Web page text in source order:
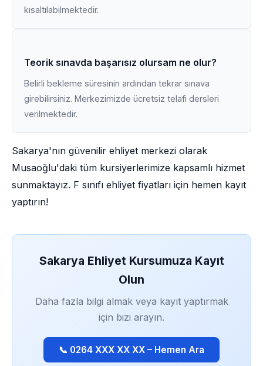
kısaltılabilmektedir.
Teorik sınavda başarısız olursam ne olur?
Belirli bekleme süresinin ardından tekrar sınava
girebilirsiniz. Merkezimizde ücretsiz telafi dersleri
verilmektedir.
Sakarya'nın güvenilir ehliyet merkezi olarak
Musaoğlu'daki tüm kursiyerlerimize kapsamlı hizmet
sunmaktayız. F sınıfı ehliyet fiyatları için hemen kayıt
yaptırın!
Sakarya Ehliyet Kursumuza Kayıt
Olun
Daha fazla bilgi almak veya kayıt yaptırmak
için bizi arayın.
📞 0264 XXX XX XX – Hemen Ara